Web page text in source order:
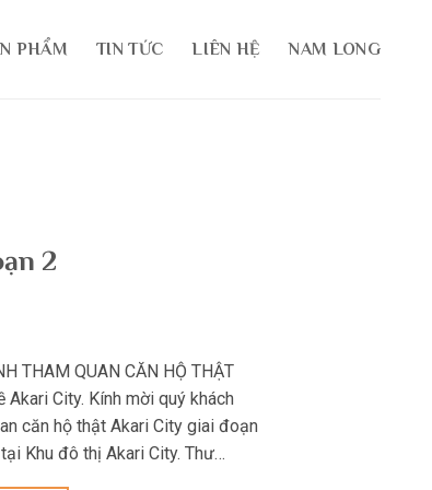
PHẨM TIN TỨC LIÊN HỆ NAM LONG
2
THAM QUAN CĂN HỘ THẬT
Akari City. Kính mời quý khách
căn hộ thật Akari City giai đoạn
Khu đô thị Akari City. Thư…